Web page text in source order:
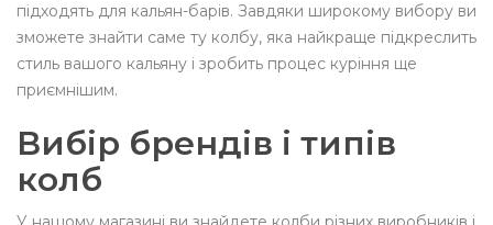
підходять для кальян-барів. Завдяки широкому вибору ви
зможете знайти саме ту колбу, яка найкраще підкреслить
стиль вашого кальяну і зробить процес куріння ще
приємнішим.
Вибір брендів і типів
колб